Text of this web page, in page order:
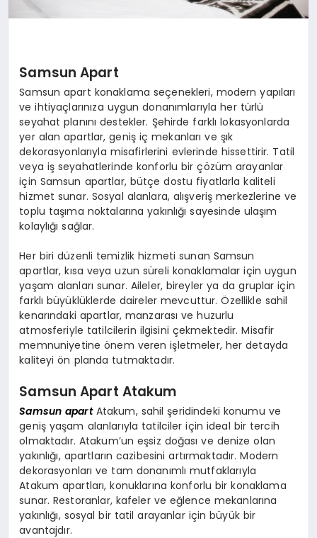
Samsun Apart
Samsun apart konaklama seçenekleri, modern yapıları
ve ihtiyaçlarınıza uygun donanımlarıyla her türlü
seyahat planını destekler. Şehirde farklı lokasyonlarda
yer alan apartlar, geniş iç mekanları ve şık
dekorasyonlarıyla misafirlerini evlerinde hissettirir. Tatil
veya iş seyahatlerinde konforlu bir çözüm arayanlar
için Samsun apartlar, bütçe dostu fiyatlarla kaliteli
hizmet sunar. Sosyal alanlara, alışveriş merkezlerine ve
toplu taşıma noktalarına yakınlığı sayesinde ulaşım
kolaylığı sağlar.
Her biri düzenli temizlik hizmeti sunan Samsun
apartlar, kısa veya uzun süreli konaklamalar için uygun
yaşam alanları sunar. Aileler, bireyler ya da gruplar için
farklı büyüklüklerde daireler mevcuttur. Özellikle sahil
kenarındaki apartlar, manzarası ve huzurlu
atmosferiyle tatilcilerin ilgisini çekmektedir. Misafir
memnuniyetine önem veren işletmeler, her detayda
kaliteyi ön planda tutmaktadır.
Samsun Apart Atakum
Samsun apartAtakum, sahil şeridindeki konumu ve
geniş yaşam alanlarıyla tatilciler için ideal bir tercih
olmaktadır. Atakum’un eşsiz doğası ve denize olan
yakınlığı, apartların cazibesini artırmaktadır. Modern
dekorasyonları ve tam donanımlı mutfaklarıyla
Atakum apartları, konuklarına konforlu bir konaklama
sunar. Restoranlar, kafeler ve eğlence mekanlarına
yakınlığı, sosyal bir tatil arayanlar için büyük bir
avantajdır.